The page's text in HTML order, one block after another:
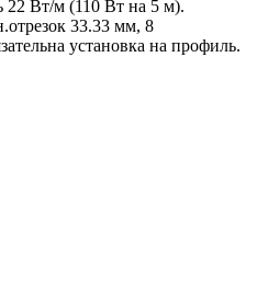
22 Вт/м (110 Вт на 5 м).
33.33 мм, 8
установка на профиль.